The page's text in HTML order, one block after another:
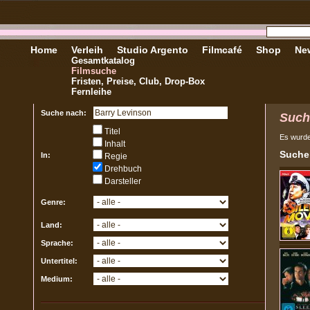
Home Verleih
Gesamtkatalog
Filmsuche
Fristen, Preise, Club, Drop-Box
Fernleihe
Studio Argento Filmcafé Shop
Suche nach:
In:
Titel
Inhalt
Regie
Drehbuch
Darsteller
Genre:
Land:
Sprache:
Untertitel:
Medium:
Es